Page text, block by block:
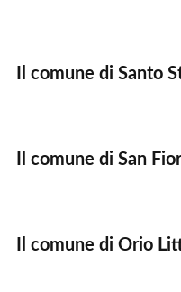
Il comune di Santo
Il comune di San
Il comune di Orio